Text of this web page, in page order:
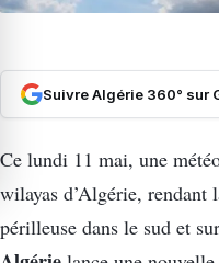
Suivre Algérie 360° sur
Ce lundi 11 mai, une
wilayas d’Algérie,
périlleuse dans le sud et